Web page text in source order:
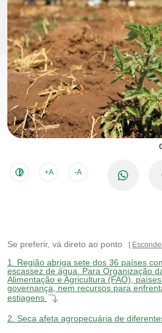
+A -A
Se preferir, vá direto ao ponto
1.
Região abriga sete dos 36 países
escassez de água. Para Organização
Alimentação e Agricultura (FAO),
governança, nem recursos para
estiagens
2. Seca afeta agropecuária de